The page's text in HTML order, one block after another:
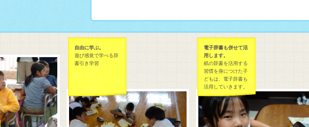
自由に学ぶ。
遊び感覚で学べる辞
書引き学習
電子辞書も併せて活
用します。
紙の辞書を活用する
習慣を身につけた子
どもは、電子辞書も
活用していきます。